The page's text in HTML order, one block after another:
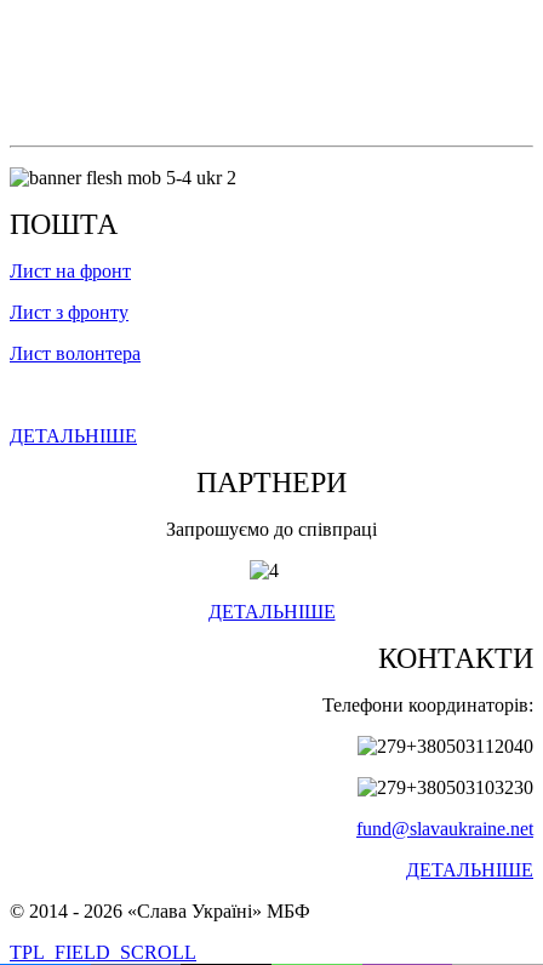
ПОШТА
Лист на фронт
Лист з фронту
Лист волонтера
ДЕТАЛЬНІШЕ
ПАРТНЕРИ
Запрошуємо до співпраці
ДЕТАЛЬНІШЕ
КОНТАКТИ
Телефони координаторів:
+380503112040
+380503103230
fund@slavaukraine.net
ДЕТАЛЬНІШЕ
© 2014 - 2026 «Слава Україні» МБФ
TPL_FIELD_SCROLL